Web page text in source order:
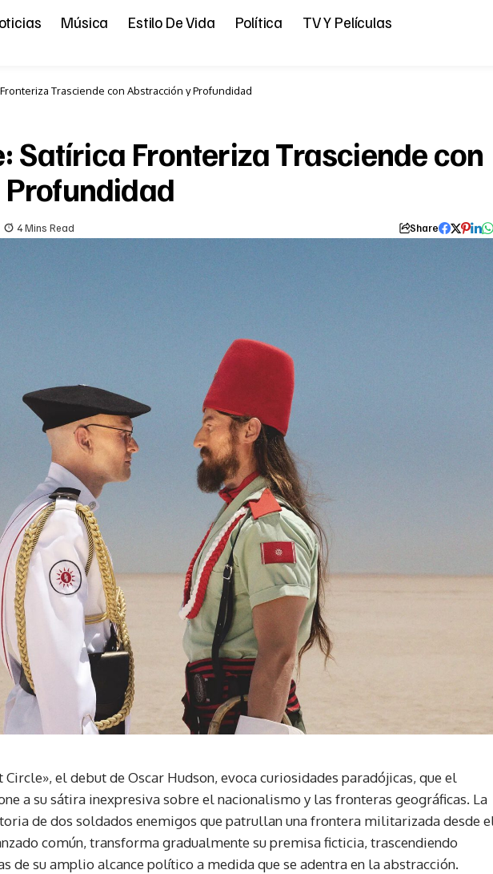
Música Estilo De Vida Política TV Y Películas
Trasciende con Abstracción y Profundidad
Satírica Fronteriza Trasciende con
4 Mins Read Share
el debut de Oscar Hudson, evoca curiosidades paradójicas, que el
a su sátira inexpresiva sobre el nacionalismo y las fronteras geográficas. La
de dos soldados enemigos que patrullan una frontera militarizada desde
común, transforma gradualmente su premisa ficticia, trascendiendo
de su amplio alcance político a medida que se adentra en la abstracción.